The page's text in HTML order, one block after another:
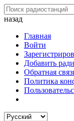
назад
Главная
Войти
Добавить
Обратная
Политика